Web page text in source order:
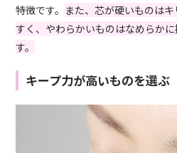
特徴です。 また、芯が硬いものは
すく、やわらかいものはなめらか
す。
キープ力が高いものを選ぶ